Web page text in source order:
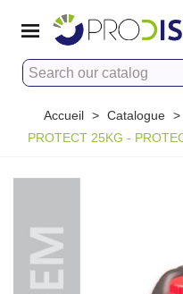
Accueil > Catalogue >
PROTECT 25KG -